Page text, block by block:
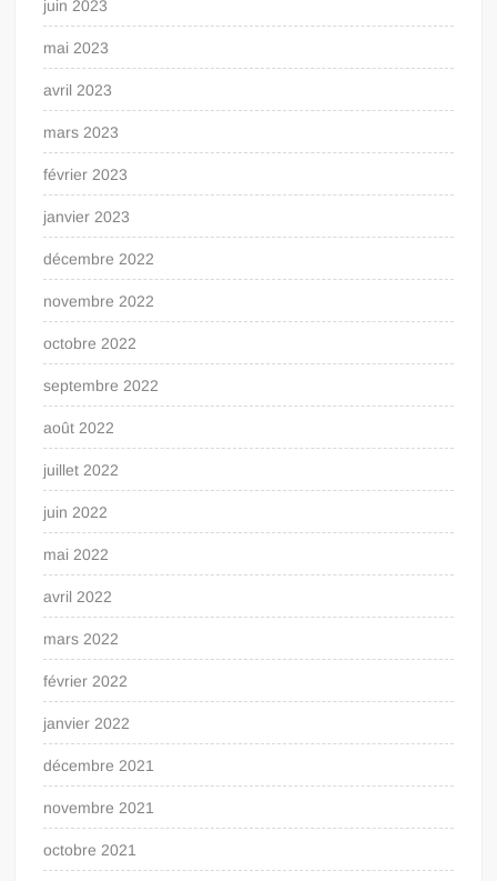
juin 2023
mai 2023
avril 2023
mars 2023
février 2023
janvier 2023
décembre 2022
novembre 2022
octobre 2022
septembre 2022
août 2022
juillet 2022
juin 2022
mai 2022
avril 2022
mars 2022
février 2022
janvier 2022
décembre 2021
novembre 2021
octobre 2021